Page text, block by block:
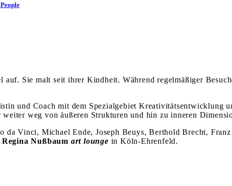
auf. Sie malt seit ihrer Kindheit. Während regelmäßiger
und Coach mit dem Spezialgebiet Kreativitätsentwicklung
weiter weg von äußeren Strukturen und hin zu inneren
da Vinci, Michael Ende, Joseph Beuys, Berthold Brecht,
Regina Nußbaum art lounge in Köln-Ehrenfeld.